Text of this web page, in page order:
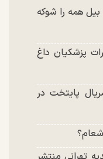
همه را شوکه
پزشکیان داغ
پایتخت در
شعام؟